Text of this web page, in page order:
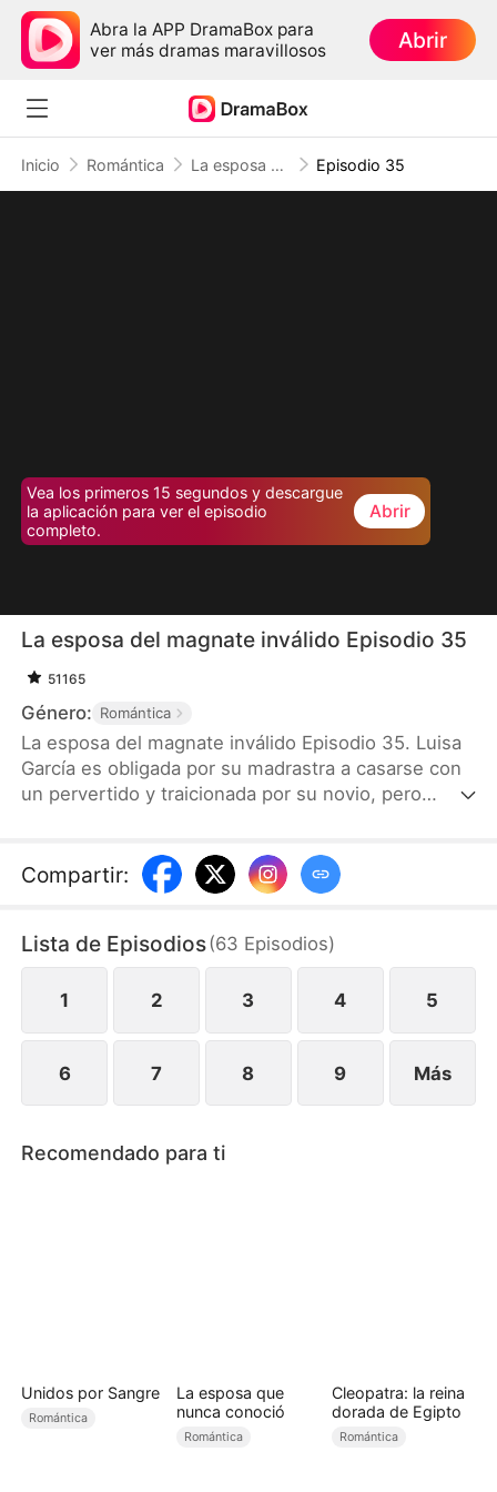
Abra la APP DramaBox para
ver más dramas maravillosos
Abrir
Inicio Romántica La esposa del magnate inválido Episodio 35
Vea los primeros 15 segundos y descargue
la aplicación para ver el episodio
completo.
Abrir
La esposa del magnate inválido Episodio 35
51165
Género: Romántica
La esposa del magnate inválido Episodio 35. Luisa
García es obligada por su madrastra a casarse con
un pervertido y traicionada por su novio, pero
silla de ruedas tras un accidente, su condición se
debe a un trauma psicológico. Con sinceridad y
volver a ponerse de pie. Gracias a su talento, Luisa
se convierte en diseñadora de joyas y reencuentra
a su verdadera madre.
Compartir:
Lista de Episodios(63 Episodios)
1 2 3 4 5
6 7 8 9 Más
Recomendado para ti
Unidos por Sangre
Romántica
La esposa que
nunca conoció
Romántica
Cleopatra: la reina
dorada de Egipto
Romántica